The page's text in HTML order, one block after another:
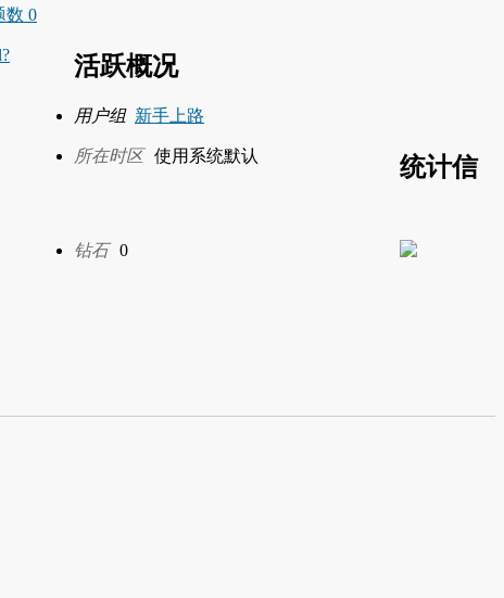
数 0
活跃概况
用户组 新手上路
所在时区 使用系统默认
统计信
钻石 0